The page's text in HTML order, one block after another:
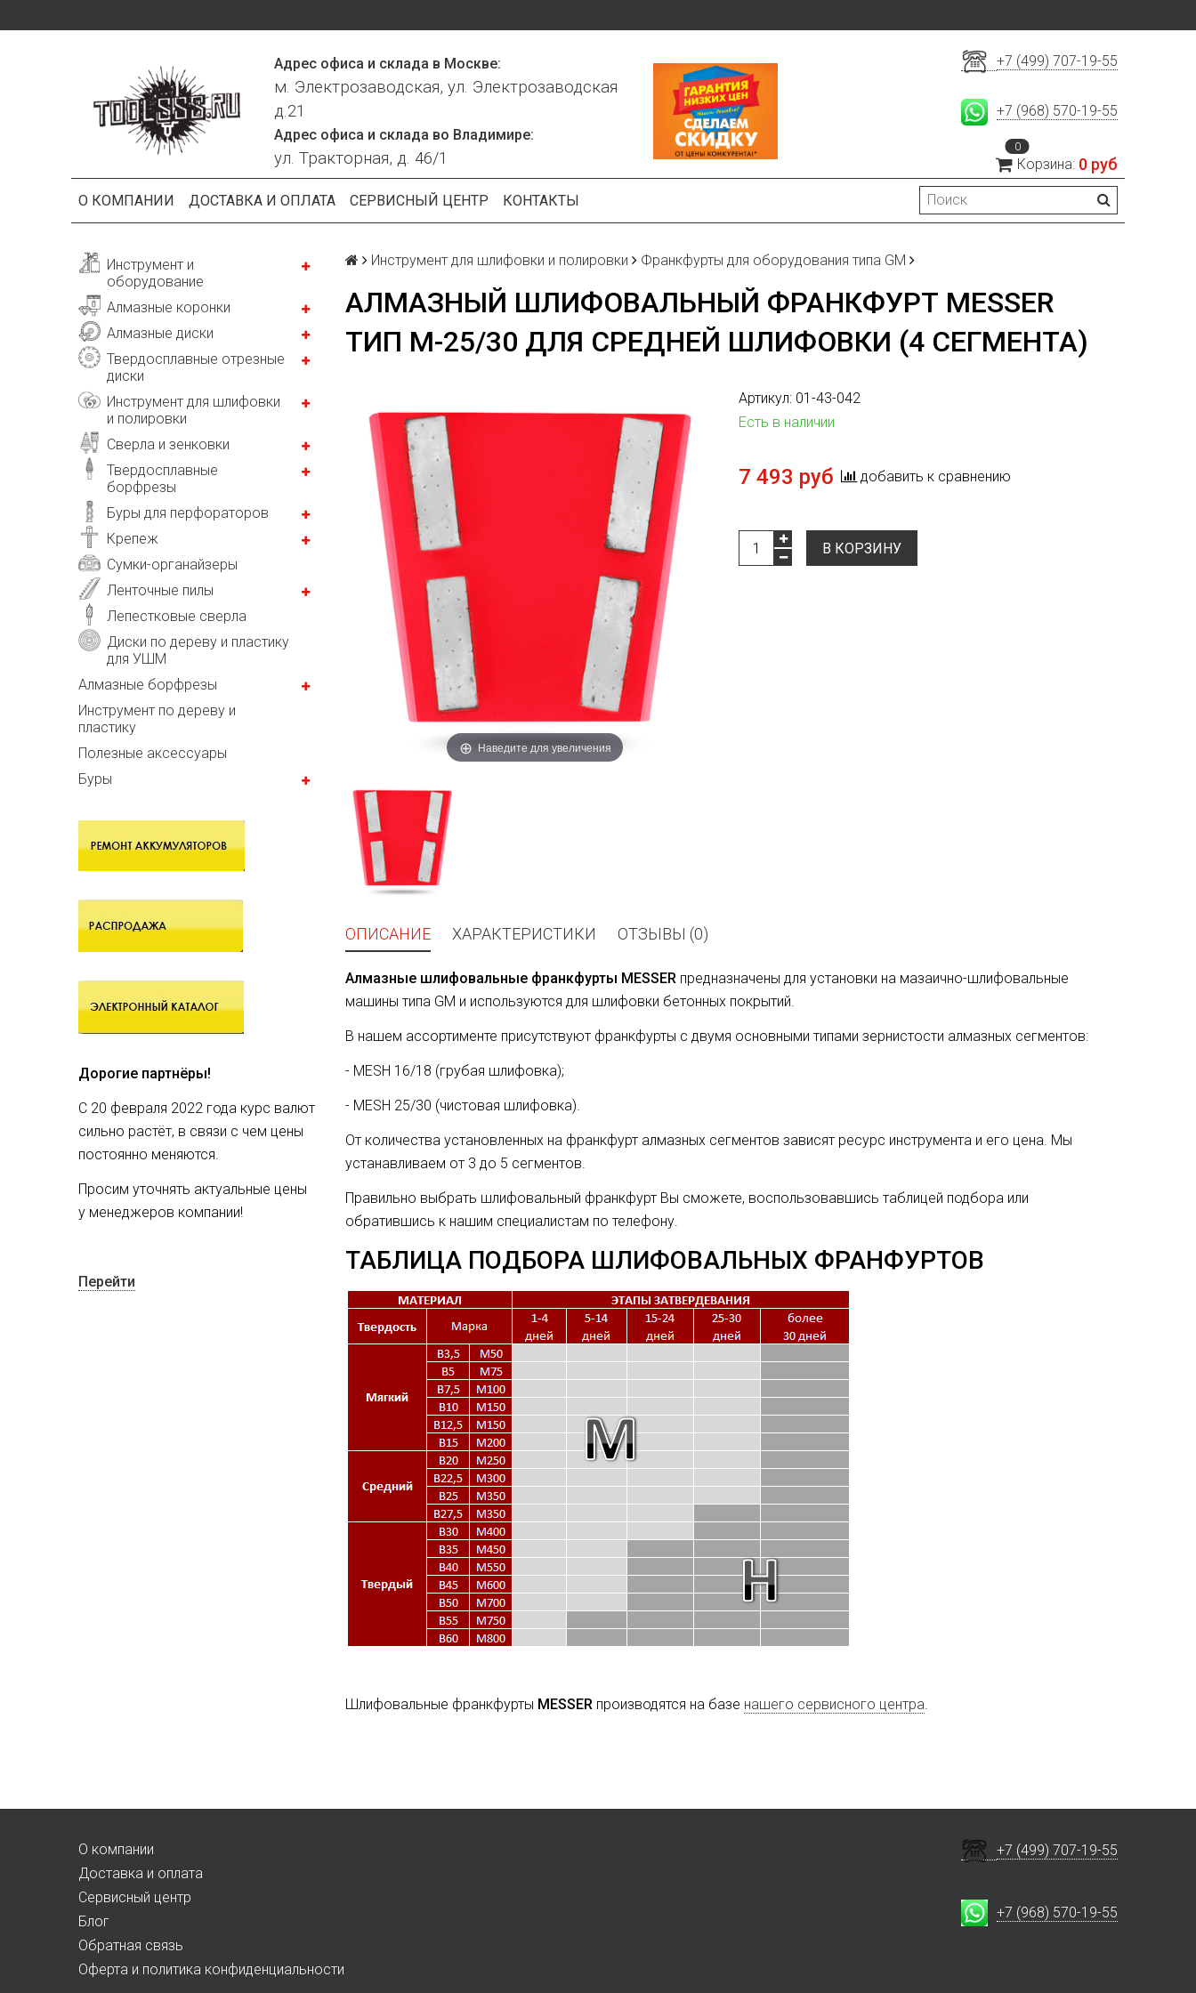
Адрес офиса и склада в Москве:
м. Электрозаводская, ул. Электрозаводская
д.21
Адрес офиса и склада во Владимире:
ул. Тракторная, д. 46/1
+7 (499) 707-19-55
+7 (968) 570-19-55
0
Корзина: 0 руб
О КОМПАНИИ ДОСТАВКА И ОПЛАТА СЕРВИСНЫЙ ЦЕНТР КОНТАКТЫ
Инструмент и
оборудование
Алмазные коронки
Алмазные диски
Твердосплавные отрезные
диски
Инструмент для шлифовки
и полировки
Сверла и зенковки
Твердосплавные
борфрезы
Буры для перфораторов
Крепеж
Сумки-органайзеры
Ленточные пилы
Лепестковые сверла
Диски по дереву и пластику
для УШМ
Алмазные борфрезы
Инструмент по дереву и
пластику
Полезные аксессуары
Буры
Дорогие партнёры!
С 20 февраля 2022 года курс валют
сильно растёт, в связи с чем цены
постоянно меняются.
Просим уточнять актуальные цены
у менеджеров компании!
Перейти
Инструмент для шлифовки и полировки Франкфурты для оборудования типа GM
АЛМАЗНЫЙ ШЛИФОВАЛЬНЫЙ ФРАНКФУРТ MESSER
ТИП M-25/30 ДЛЯ СРЕДНЕЙ ШЛИФОВКИ (4 СЕГМЕНТА)
Наведите для увеличения
Артикул: 01-43-042
Есть в наличии
7 493 руб добавить к сравнению
В КОРЗИНУ
ОПИСАНИЕ ХАРАКТЕРИСТИКИ ОТЗЫВЫ (0)
Алмазные шлифовальные франкфурты MESSER предназначены для установки на мазаично-шлифовальные
машины типа GM и используются для шлифовки бетонных покрытий.
В нашем ассортименте присутствуют франкфурты с двумя основными типами зернистости алмазных сегментов:
- MESH 16/18 (грубая шлифовка);
- MESH 25/30 (чистовая шлифовка).
От количества установленных на франкфурт алмазных сегментов зависят ресурс инструмента и его цена. Мы
устанавливаем от 3 до 5 сегментов.
Правильно выбрать шлифовальный франкфурт Вы сможете, воспользовавшись таблицей подбора или
обратившись к нашим специалистам по телефону.
ТАБЛИЦА ПОДБОРА ШЛИФОВАЛЬНЫХ ФРАНФУРТОВ
Шлифовальные франкфурты MESSER производятся на базе нашего сервисного центра.
О компании
Доставка и оплата
Сервисный центр
Блог
Обратная связь
Оферта и политика конфиденциальности
+7 (499) 707-19-55
+7 (968) 570-19-55